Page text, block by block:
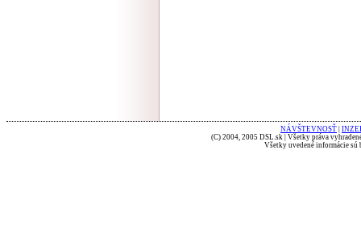
NÁVŠTEVNOSŤ
(C) 2004, 2005 DSL.sk | Všetky práva
Všetky uvedené informácie sú